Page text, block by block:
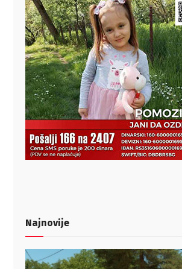
Najnovije